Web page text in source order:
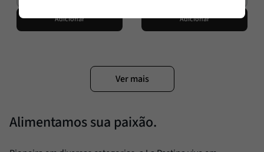
Adicionar Adicionar
Alimentamos sua paixão.